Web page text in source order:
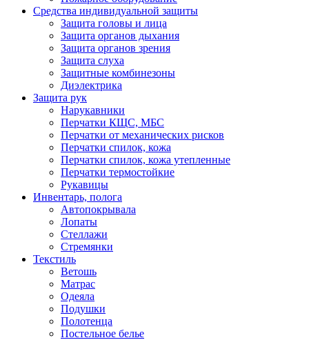
Средства индивидуальной защиты
Защита головы и лица
Защита органов дыхания
Защита органов зрения
Защита слуха
Защитные комбинезоны
Диэлектрика
Защита рук
Нарукавники
Перчатки КЩС, МБС
Перчатки от механических рисков
Перчатки спилок, кожа
Перчатки спилок, кожа утепленные
Перчатки термостойкие
Рукавицы
Инвентарь, полога
Автопокрывала
Лопаты
Стеллажи
Стремянки
Текстиль
Ветошь
Матрас
Одеяла
Подушки
Полотенца
Постельное белье